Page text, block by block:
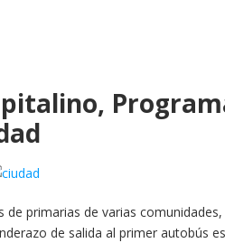
de primarias de varias
de salida al primer autobús